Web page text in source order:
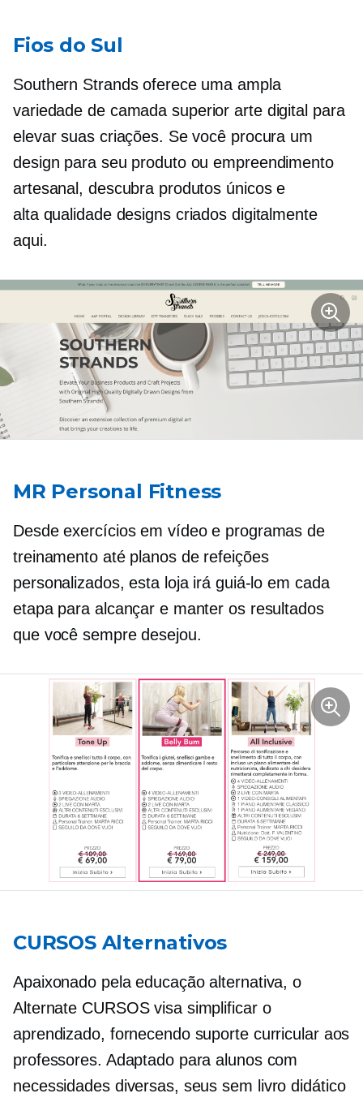
Fios do Sul
Southern Strands oferece uma ampla
variedade de camada superior arte digital para
elevar suas criações. Se você procura um
design para seu produto ou empreendimento
artesanal, descubra produtos únicos e
alta qualidadedesigns criados digitalmente
aqui.
MR Personal Fitness
Desde exercícios em vídeo e programas de
treinamento até planos de refeições
personalizados, esta loja irá guiá-lo em cada
etapa para alcançar e manter os resultados
que você sempre desejou.
CURSOS Alternativos
Apaixonado pela educação alternativa, o
Alternate CURSOS visa simplificar o
aprendizado, fornecendo suporte curricular aos
professores. Adaptado para alunos com
necessidades diversas, seussem livro didático